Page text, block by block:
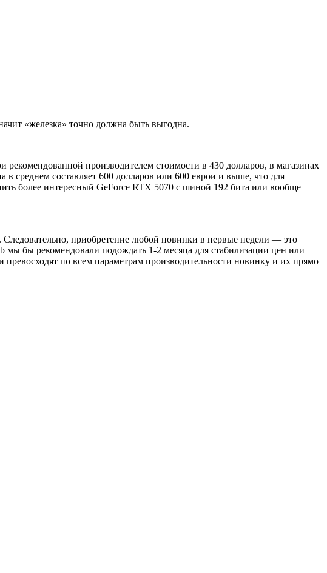
«железка» точно должна быть выгодна.
производителем стоимости в 430 долларов, в магазинах
среднем составляет 600 долларов или 600 еврои и выше, что для
более интересный GeForce RTX 5070 с шиной 192 бита или вообще
приобретение любой новинки в первые недели — это
бы рекомендовали подождать 1-2 месяца для стабилизации цен или
по всем параметрам производительности новинку и их прямо